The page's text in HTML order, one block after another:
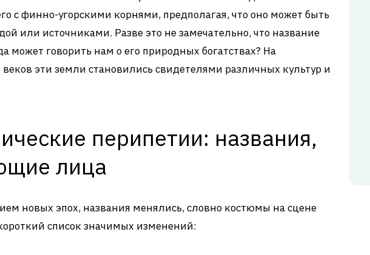
с финно-угорскими корнями, предполагая, что оно может быть
или источниками. Разве это не замечательно, что название
может говорить нам о его природных богатствах? На
эти земли становились свидетелями различных культур и
перипетии: названия,
лица
новых эпох, названия менялись, словно костюмы на сцене
список значимых изменений: